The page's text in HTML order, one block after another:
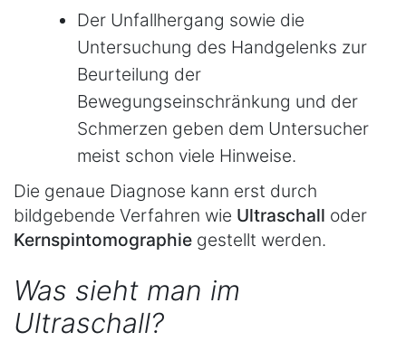
Der Unfallhergang sowie die
Untersuchung des Handgelenks zur
Beurteilung der
Bewegungseinschränkung und der
Schmerzen geben dem Untersucher
meist schon viele Hinweise.
Die genaue Diagnose kann erst durch
bildgebende Verfahren wie Ultraschall oder
Kernspintomographie gestellt werden.
Was sieht man im
Ultraschall?